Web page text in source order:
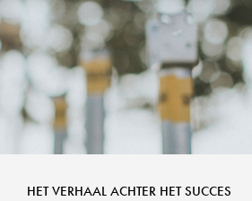
HET VERHAAL ACHTER HET SUCCES